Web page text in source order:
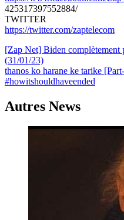
425317397552884/
TWITTER
https://twitter.com/zaptelecom
Navigation
de
l’article
[Zap Net] Biden complètement
(31/01/23)
thanos ko harane ke tarike
#howitshouldhaveended
Autres News